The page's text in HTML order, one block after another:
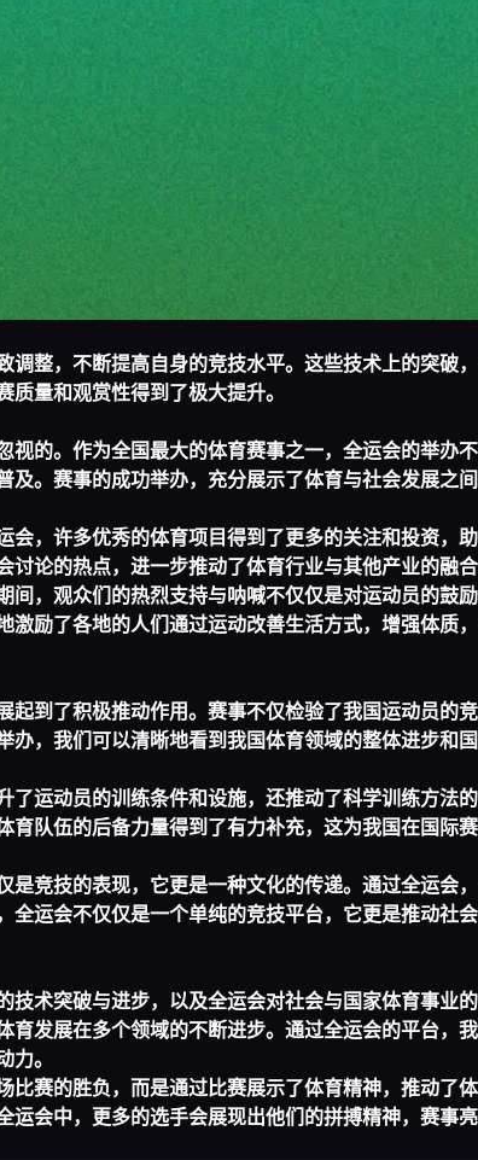
整，不断提高自身的竞技水平。这些技术上的突破
量和观赏性得到了极大提升。
的。作为全国最大的体育赛事之一，全运会的举办
。赛事的成功举办，充分展示了体育与社会发展之
，许多优秀的体育项目得到了更多的关注和投资，
论的热点，进一步推动了体育行业与其他产业的融合
，观众们的热烈支持与呐喊不仅仅是对运动员的鼓
励了各地的人们通过运动改善生活方式，增强体质
到了积极推动作用。赛事不仅检验了我国运动员的
，我们可以清晰地看到我国体育领域的整体进步和
运动员的训练条件和设施，还推动了科学训练方法
队伍的后备力量得到了有力补充，这为我国在国际
竞技的表现，它更是一种文化的传递。通过全运会
运会不仅仅是一个单纯的竞技平台，它更是推动社
术突破与进步，以及全运会对社会与国家体育事业的
发展在多个领域的不断进步。通过全运会的平台，
。
赛的胜负，而是通过比赛展示了体育精神，推动了
会中，更多的选手会展现出他们的拼搏精神，赛事